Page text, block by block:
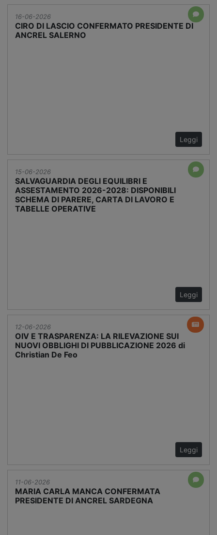
16-06-2026
CIRO DI LASCIO CONFERMATO PRESIDENTE DI
ANCREL SALERNO
Leggi
15-06-2026
SALVAGUARDIA DEGLI EQUILIBRI E
ASSESTAMENTO 2026-2028: DISPONIBILI
SCHEMA DI PARERE, CARTA DI LAVORO E
TABELLE OPERATIVE
Leggi
12-06-2026
OIV E TRASPARENZA: LA RILEVAZIONE SUI
NUOVI OBBLIGHI DI PUBBLICAZIONE 2026 di
Christian De Feo
Leggi
11-06-2026
MARIA CARLA MANCA CONFERMATA
PRESIDENTE DI ANCREL SARDEGNA